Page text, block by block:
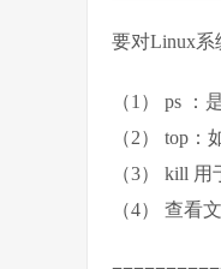
要对Linux系
（1） ps
（2） top
（3） kill
（4） 查看